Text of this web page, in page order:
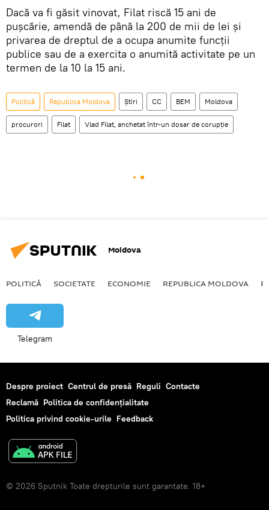
Dacă va fi găsit vinovat, Filat riscă 15 ani de
puşcărie, amendă de până la 200 de mii de lei şi
privarea de dreptul de a ocupa anumite funcţii
publice sau de a exercita o anumită activitate pe un
termen de la 10 la 15 ani.
Politică Republica Moldova Știri CC BEM Moldova
procurori Filat Vlad Filat, anchetat într-un dosar de corupţie
Moldova
POLITICĂ SOCIETATE ECONOMIE REPUBLICA MOLDOVA
Telegram
Despre proiect Centrul de presă Reguli Contacte
Reclamă Politica de confidențialitate
Politica privind cookie-urile Feedback
© 2026 Sputnik Toate drepturile sunt garantate. 18+